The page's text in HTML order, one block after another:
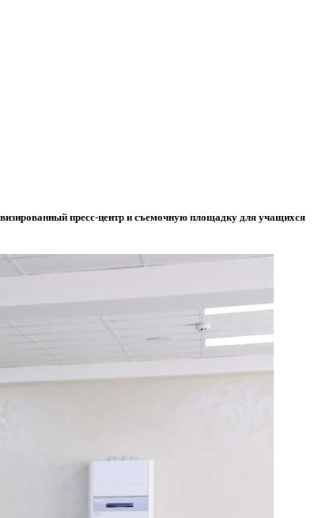
пресс-центр и съемочную площадку для учащихся